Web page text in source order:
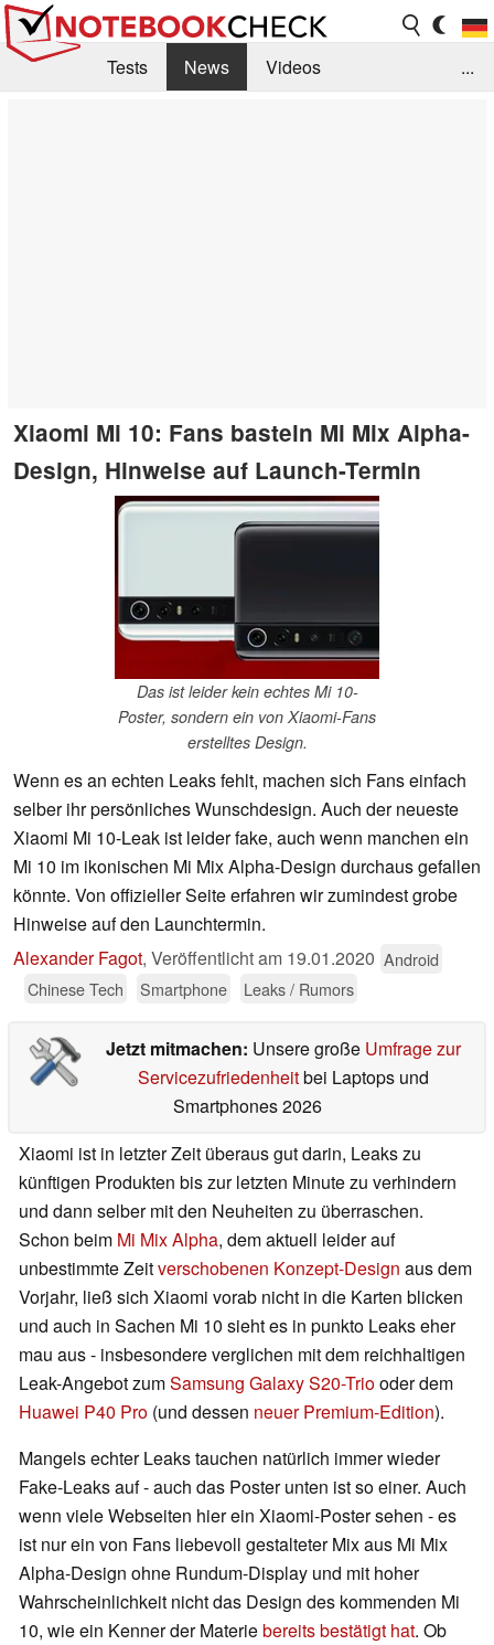
Tests News
Videos
...
Xiaomi Mi 10: Fans basteln Mi Mix Alpha-
Design, Hinweise auf Launch-Termin
Das ist leider kein echtes Mi 10-
Poster, sondern ein von Xiaomi-Fans
erstelltes Design.
Wenn es an echten Leaks fehlt, machen sich Fans einfach
selber ihr persönliches Wunschdesign. Auch der neueste
Xiaomi Mi 10-Leak ist leider fake, auch wenn manchen ein
Mi 10 im ikonischen Mi Mix Alpha-Design durchaus gefallen
könnte. Von offizieller Seite erfahren wir zumindest grobe
Hinweise auf den Launchtermin.
Alexander Fagot, Veröffentlicht am 19.01.2020 Android
Chinese Tech
Smartphone Leaks / Rumors
Jetzt mitmachen: Unsere große Umfrage zur
Servicezufriedenheitbei Laptops und
Smartphones 2026
Xiaomi ist in letzter Zeit überaus gut darin, Leaks zu
künftigen Produkten bis zur letzten Minute zu verhindern
und dann selber mit den Neuheiten zu überraschen.
Schon beim Mi Mix Alpha, dem aktuell leider auf
unbestimmte Zeitverschobenen Konzept-Design aus dem
Vorjahr, ließ sich Xiaomi vorab nicht in die Karten blicken
und auch in Sachen Mi 10 sieht es in punkto Leaks eher
mau aus - insbesondere verglichen mit dem reichhaltigen
Leak-Angebot zumSamsung Galaxy S20-Triooder dem
Huawei P40 Pro (und dessen neuer Premium-Edition).
Mangels echter Leaks tauchen natürlich immer wieder
Fake-Leaks auf - auch das Poster unten ist so einer. Auch
wenn viele Webseiten hier ein Xiaomi-Poster sehen - es
ist nur ein von Fans liebevoll gestalteter Mix aus Mi Mix
Alpha-Design ohne Rundum-Display und mit hoher
Wahrscheinlichkeit nicht das Design des kommenden Mi
10, wie ein Kenner der Materiebereits bestätigt hat. Ob